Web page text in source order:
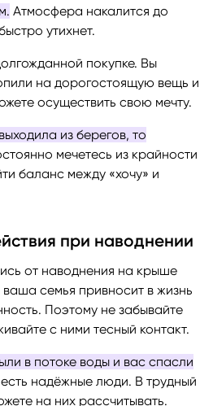
Атмосфера накалится до
утихнет.
покупке. Вы
на дорогостоящую вещь и
осуществить свою мечту.
из берегов, то
мечетесь из крайности
баланс между «хочу» и
при наводнении
от наводнения на крыше
семья привносит в жизнь
Поэтому не забывайте
с ними тесный контакт.
в потоке воды и вас спасли
надёжные люди. В трудный
на них рассчитывать.